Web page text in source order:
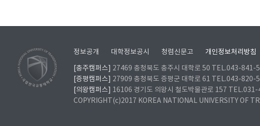
정보공개 대학정보공시 청렴신문고 개인정보처리방침
[충주캠퍼스]
27469 충청북도 충주시 대학로 50 TEL.043-841-
[증평캠퍼스]
27909 충청북도 증평군 대학로 61 TEL.043-820-
[의왕캠퍼스]
16106 경기도 의왕시 철도박물관로 157
COPYRIGHT(c)2017 KOREA NATIONAL UNIVERSITY OF